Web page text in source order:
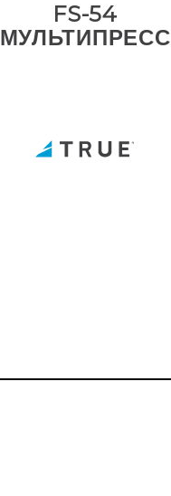
FS-54
МУЛЬТИПРЕСС